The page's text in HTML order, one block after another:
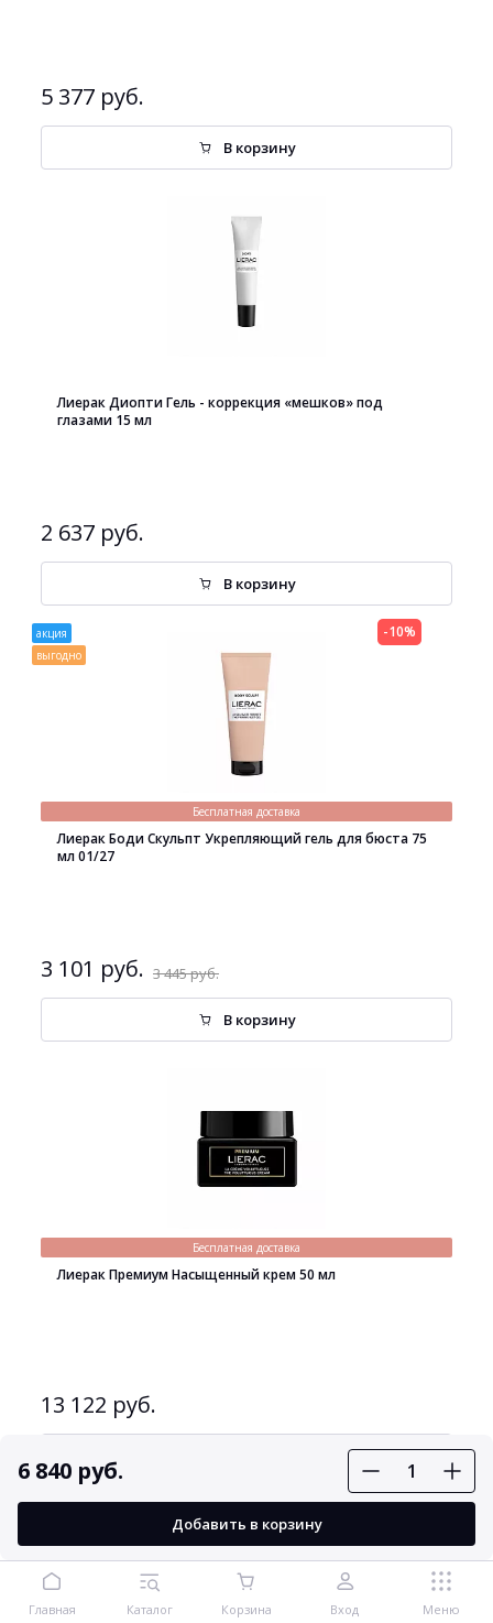
6 840 руб.
Добавить в корзину
5 377 руб.
В корзину
Лиерак Диопти Гель - коррекция «мешков» под
глазами 15 мл
2 637 руб.
В корзину
акция
выгодно
Бесплатная доставка
Лиерак Боди Скульпт Укрепляющий гель для бюста 75
мл 01/27
3 101 руб. 3 445 руб.
-10%
В корзину
Бесплатная доставка
Лиерак Премиум Насыщенный крем 50 мл
13 122 руб.
Главная Каталог Корзина Вход Меню